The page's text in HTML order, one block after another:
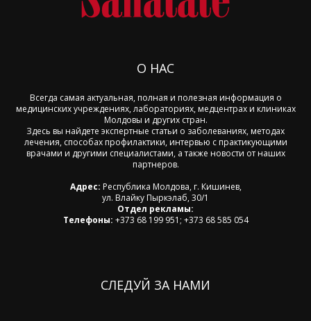
О НАС
Всегда самая актуальная, полная и полезная информация о
медицинских учреждениях, лабораториях, медцентрах и клиниках
Молдовы и других стран.
Здесь вы найдете экспертные статьи о заболеваниях, методах
лечения, способах профилактики, интервью с практикующими
врачами и другими специалистами, а также новости от наших
партнеров.
Адрес: Республика Молдова, г. Кишинев,
ул. Влайку Пыркэлаб, 30/1
Отдел рекламы:
Телефоны: +373 68 199 951; +373 68 585 054
СЛЕДУЙ ЗА НАМИ